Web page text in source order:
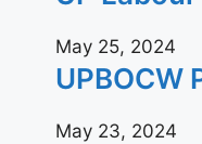
May 25, 2024
UPBOCW
May 23, 2024